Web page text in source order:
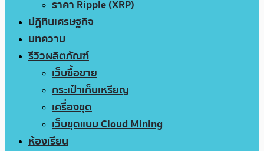
ราคา Ripple (XRP)
ปฏิทินเศรษฐกิจ
บทความ
รีวิวผลิตภัณฑ์
เว็บซื้อขาย
กระเป๋าเก็บเหรียญ
เครื่องขุด
เว็บขุดแบบ Cloud Mining
ห้องเรียน